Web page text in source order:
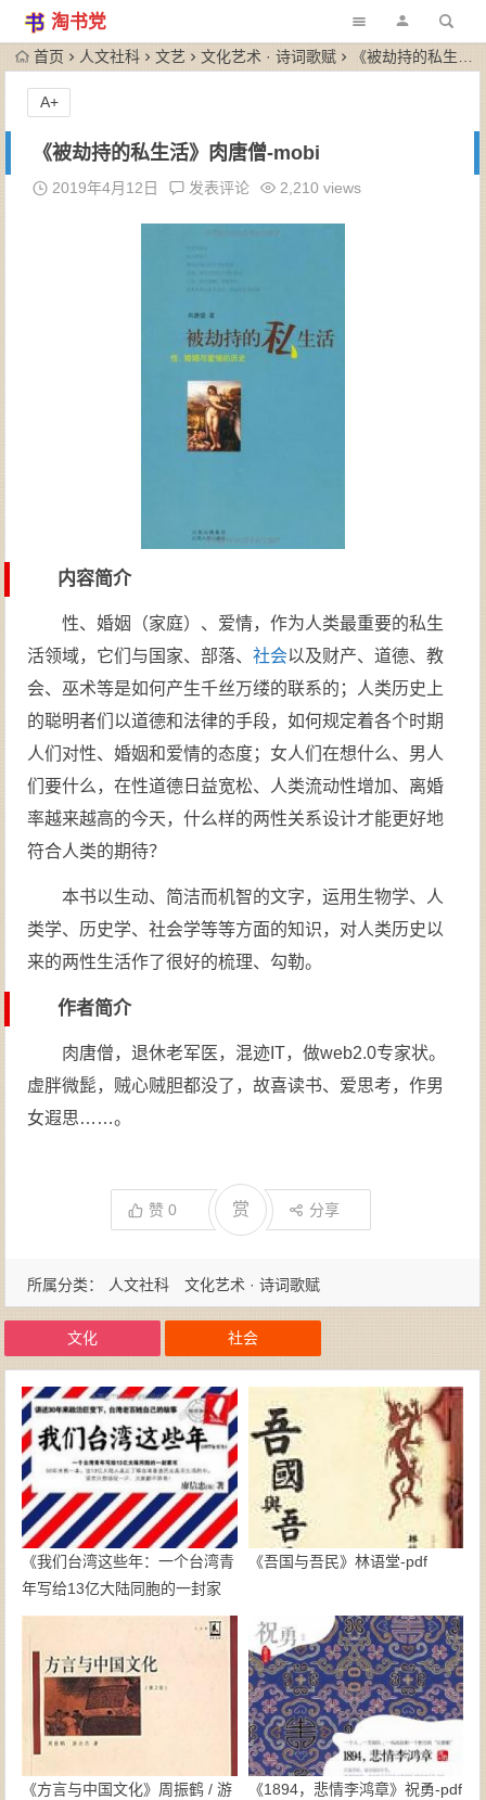
淘书党
首页 人文社科 文艺 文化艺术 · 诗词歌赋 《被劫持的私生活》肉唐僧-mobi
《被劫持的私生活》肉唐僧-mobi
2019年4月12日 发表评论 2,210 views
内容简介
性、婚姻（家庭）、爱情，作为人类最重要的私生
活领域，它们与国家、部落、社会以及财产、道德、教
会、巫术等是如何产生千丝万缕的联系的；人类历史上
的聪明者们以道德和法律的手段，如何规定着各个时期
人们对性、婚姻和爱情的态度；女人们在想什么、男人
们要什么，在性道德日益宽松、人类流动性增加、离婚
率越来越高的今天，什么样的两性关系设计才能更好地
符合人类的期待？
本书以生动、简洁而机智的文字，运用生物学、人
类学、历史学、社会学等等方面的知识，对人类历史以
来的两性生活作了很好的梳理、勾勒。
作者简介
肉唐僧，退休老军医，混迹IT，做web2.0专家状。
虚胖微髭，贼心贼胆都没了，故喜读书、爱思考，作男
女遐思……。
赞0 赏 分享
A+
所属分类： 人文社科 文化艺术 · 诗词歌赋
文化 社会
《我们台湾这些年：一个台湾青
年写给13亿大陆同胞的一封家
书》廖信忠-epub+mobi
《吾国与吾民》林语堂-pdf
《方言与中国文化》周振鹤 / 游
《1894，悲情李鸿章》祝勇-pdf